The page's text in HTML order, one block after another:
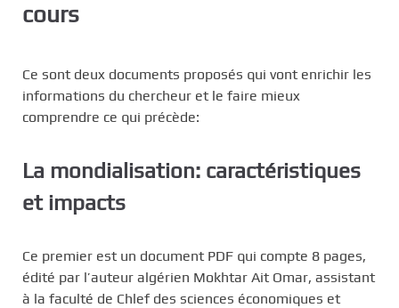
cours
Ce sont deux documents proposés qui vont enrichir les
informations du chercheur et le faire mieux
comprendre ce qui précède:
La mondialisation: caractéristiques
et impacts
Ce premier est un document PDF qui compte 8 pages,
édité par l’auteur algérien Mokhtar Ait Omar, assistant
à la faculté de Chlef des sciences économiques et